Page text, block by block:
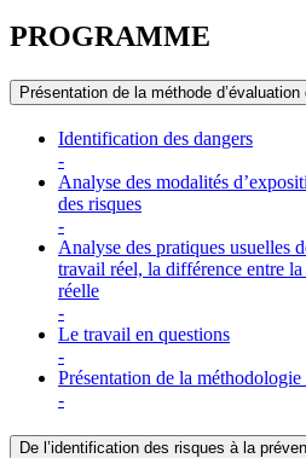
PROGRAMME
Identification des dangers
-
Analyse des modalités
des risques
-
Analyse des pratiques usuelles
travail réel, la différence entre
réelle
-
Le travail en questions
-
Présentation de la
-
De l’identification des risques à la